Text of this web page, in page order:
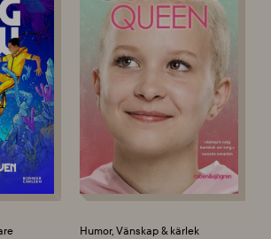
Humor, Vänskap & kärlek